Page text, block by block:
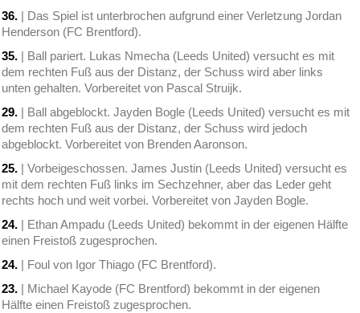
36. | Das Spiel ist unterbrochen aufgrund einer Verletzung Jordan
Henderson (FC Brentford).
35. | Ball pariert. Lukas Nmecha (Leeds United) versucht es mit
dem rechten Fuß aus der Distanz, der Schuss wird aber links
unten gehalten. Vorbereitet von Pascal Struijk.
29. | Ball abgeblockt. Jayden Bogle (Leeds United) versucht es mit
dem rechten Fuß aus der Distanz, der Schuss wird jedoch
abgeblockt. Vorbereitet von Brenden Aaronson.
25. | Vorbeigeschossen. James Justin (Leeds United) versucht es
mit dem rechten Fuß links im Sechzehner, aber das Leder geht
rechts hoch und weit vorbei. Vorbereitet von Jayden Bogle.
24. | Ethan Ampadu (Leeds United) bekommt in der eigenen Hälfte
einen Freistoß zugesprochen.
24. | Foul von Igor Thiago (FC Brentford).
23. | Michael Kayode (FC Brentford) bekommt in der eigenen
Hälfte einen Freistoß zugesprochen.